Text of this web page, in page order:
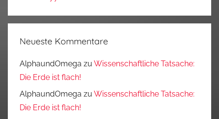
Neueste Kommentare
AlphaundOmega zu Wissenschaftliche Tatsache:
Die Erde ist flach!
AlphaundOmega zu Wissenschaftliche Tatsache:
Die Erde ist flach!